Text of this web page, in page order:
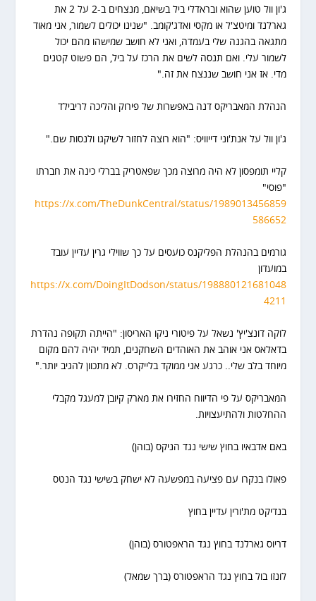
ג'ון וול טוען שהוא ובראדלי ביל בשיאם, מנצחים ב-2 על 2 את
גארלנד ומיטצ'ל או מקסי ואדג'קומב. "שנינו יכולים לשמור, אני מאוד
מתגאה בהגנה שלי בעמדה, ואני לא חושב שמישהו מהם יכול
לשמור עלי. ואם תנסה לשים את הרכז על ביל, הם פשוט קטנים
מדי. אז אני חושב שננצח את זה."
הנהלת המאבריקס דנה באפשרות של פירוק והליכה לריבילד
ג'ון וול על אנת'וני דייוויס: "הוא רוצה לחזור לשיקגו ולנסות שם."
קליי תומפסון לא היה מרוצה מכך שפאטריק בברלי כינה את חברתו
"פוסי"
https://x.com/TheDunkCentral/status/1989013456859
586652
גורמים בהנהלת הפליקנס כועסים על כך שווילי גרין עדיין עובד
במועדון
https://x.com/DoingItDodson/status/198880121681048
4211
לוקה דונצ'יץ' נשאל על פיטורי ניקו האריסון: "הייתה תקופה נהדרת
בדאלאס אני אוהב את האוהדים השחקנים, תמיד יהיה להם מקום
מיוחד בלב שלי.. כרגע אני ממוקד בלייקרס. לא מתכוון להגיב יותר."
המאבריקס על פי הדיווח החזירו את מארק קיובן למעגל מקבלי
ההחלטות ולהתיעצויות.
באם אדבאיו בחוץ שישי נגד הניקס (בוהן)
פאולו בנקרו עם פציעה במפשעה לא ישחק בשישי נגד הנטס
בנדיקט מת'ורין עדיין בחוץ
דריוס גארלנד בחוץ נגד הראפטורס (בוהן)
לונזו בול בחוץ נגד הראפטורס (ברך שמאל)